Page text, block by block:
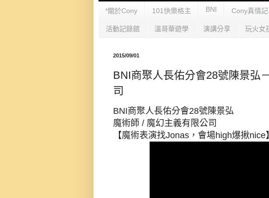
*關於Cony 101快樂格主 BNI Cony真情
活動記錄館 溫哥華遊學 演講分享 玩火女
2015/09/01
BNI商聚人長佑分會28號陳景弘
司
BNI商聚人長佑分會28號陳景弘
魔術師 / 魔幻主義有限公司
【魔術表演找Jonas ，會場high爆揪nice】